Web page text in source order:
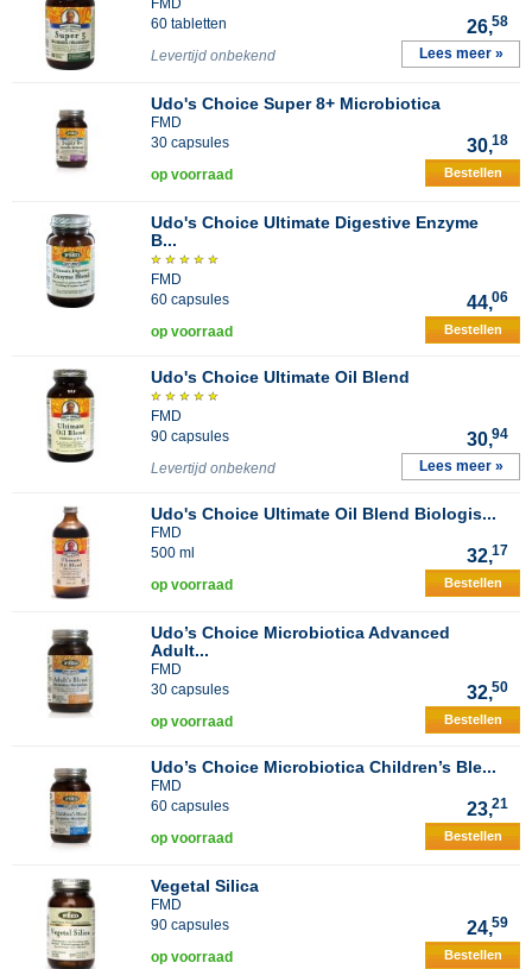
FMD
60 tabletten
26,58
Levertijd onbekend Lees meer »
Udo's Choice Super 8+ Microbiotica
FMD
30 capsules
30,18
op voorraad Bestellen
Udo's Choice Ultimate Digestive Enzyme
B...
FMD
60 capsules
44,06
op voorraad Bestellen
Udo's Choice Ultimate Oil Blend
FMD
90 capsules
30,94
Levertijd onbekend Lees meer »
Udo's Choice Ultimate Oil Blend Biologis...
FMD
500 ml
32,17
op voorraad Bestellen
Udo’s Choice Microbiotica Advanced
Adult...
FMD
30 capsules
32,50
op voorraad Bestellen
Udo’s Choice Microbiotica Children’s Ble...
FMD
60 capsules
23,21
op voorraad Bestellen
Vegetal Silica
FMD
90 capsules
24,59
op voorraad Bestellen